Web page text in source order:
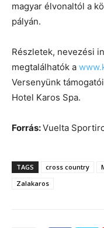
magyar élvonaltól a
pályán.
Részletek, nevezési
megtalálhatók a
Versenyünk
Hotel Karos Spa.
Forrás:Vuelta
TAGS cross country
Zalakaros